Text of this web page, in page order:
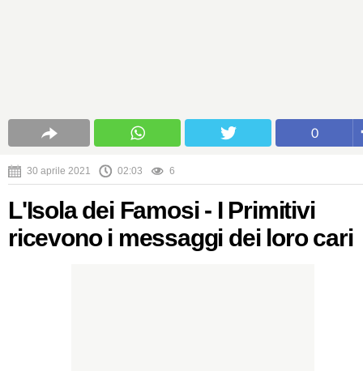
0
30 aprile 2021 02:03 6
L'Isola dei Famosi - I Primitivi
ricevono i messaggi dei loro cari